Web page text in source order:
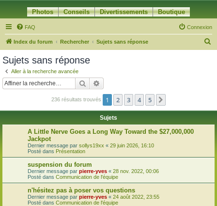
Photos Conseils Divertissements Boutique
FAQ Connexion
Index du forum Rechercher Sujets sans réponse
c
Sujets sans réponse
Aller à la recherche avancée
Rechercher
236 résultats trouvés 1 2 3 4 5
Sujets
A Little Nerve Goes a Long Way Toward the $27,000,000
Jackpot
Dernier message par sollys19xx « 29 juin 2026, 16:10
Posté dans Présentation
suspension du forum
Dernier message par pierre-yves « 28 nov. 2022, 00:06
Posté dans Communication de l'équipe
n'hésitez pas à poser vos questions
Dernier message par pierre-yves « 24 août 2022, 23:55
Posté dans Communication de l'équipe